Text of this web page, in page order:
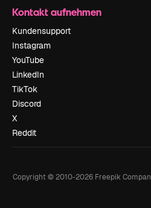
Kontakt aufnehmen
Kundensupport
Instagram
YouTube
LinkedIn
TikTok
Discord
X
Reddit
Copyright © 2010-2026Freepik